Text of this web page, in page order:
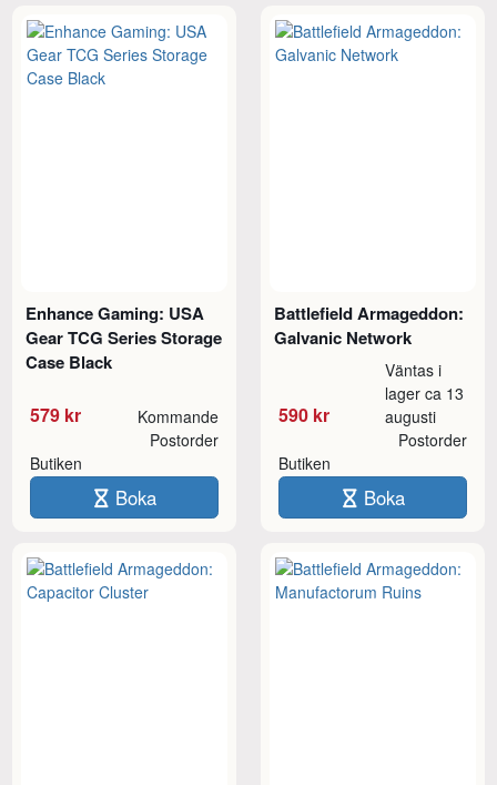
Enhance Gaming: USA
Gear TCG Series Storage
Case Black
579 kr Kommande
Butiken
Postorder
Boka
Battlefield Armageddon:
Galvanic Network
590 kr
Väntas i
lager ca 13
augusti
Butiken
Postorder
Boka